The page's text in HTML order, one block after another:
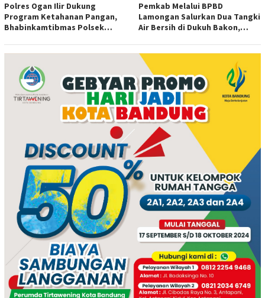
Polres Ogan Ilir Dukung
Program Ketahanan Pangan,
Bhabinkamtibmas Polsek
Jagung Pipil di Desa Sungai
Pemkab Melalui BPBD
Lamongan Salurkan Dua Tangki
Air Bersih di Dukuh Bakon,